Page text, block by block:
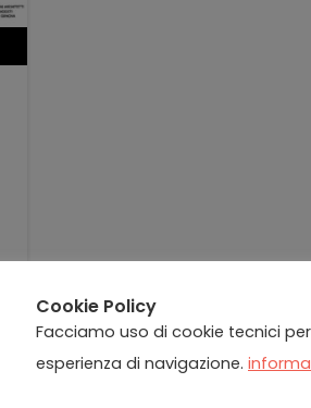
Cookie Policy
Facciamo uso di cookie tecnici
esperienza di navigazione.